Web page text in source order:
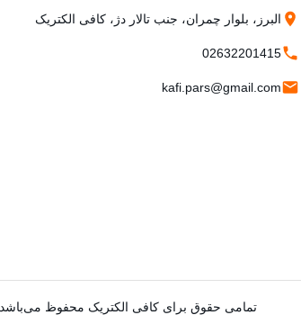
البرز، بلوار چمران، جنب تالار دژ، کافی الکتریک
02632201415
kafi.pars@gmail.com
تمامی حقوق برای کافی الکتریک محفوظ می‌باشد.